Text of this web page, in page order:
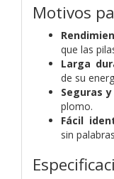
Motivos
que las
Larga
de su
Seguras
plomo.
Fácil
sin